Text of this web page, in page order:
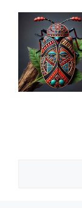
contenu